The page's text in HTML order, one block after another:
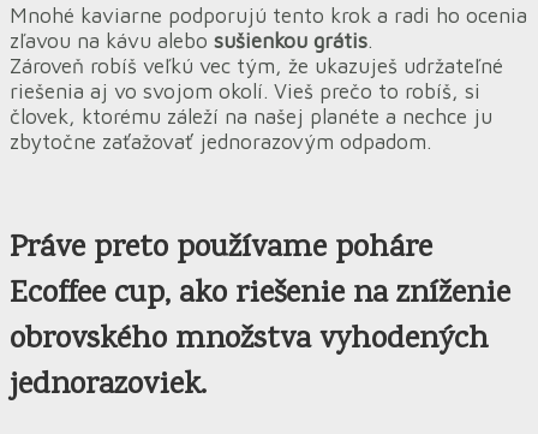
Mnohé kaviarne podporujú tento krok a radi ho ocenia
zľavou na kávu alebo sušienkou grátis.
Zároveň robíš veľkú vec tým, že ukazuješ udržateľné
riešenia aj vo svojom okolí. Vieš prečo to robíš, si
človek, ktorému záleží na našej planéte a nechce ju
zbytočne zaťažovať jednorazovým odpadom.
Práve preto používame poháre
Ecoffee cup, ako riešenie na zníženie
obrovského množstva vyhodených
jednorazoviek.